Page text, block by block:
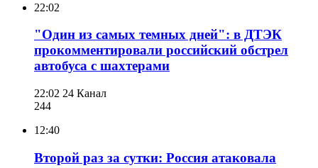
22:02
"Один из самых темных дней": в ДТЭК
прокомментировали российский обстрел
автобуса с шахтерами
22:02 24 Канал
244
12:40
Второй раз за сутки: Россия атаковала